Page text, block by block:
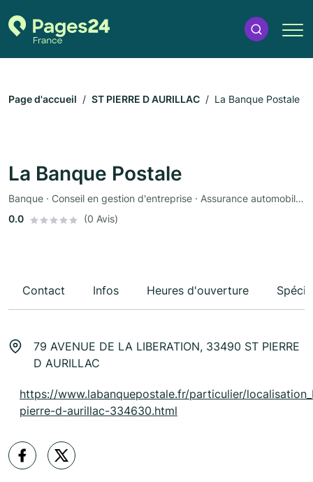
Page d'accueil ST PIERRE D AURILLAC La Banque Postale
La Banque Postale
Banque · Conseil en gestion d'entreprise · Assurance automobile · Assurance
0.0
(0 Avis)
Contact Infos Heures d'ouverture
79 AVENUE DE LA LIBERATION, 33490 ST PIERRE
D AURILLAC
https://www.labanquepostale.fr/particulier/
pierre-d-aurillac-334630.html